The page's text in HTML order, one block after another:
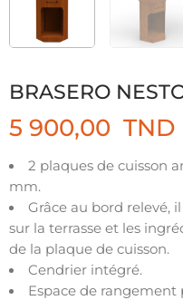
BRASERO
5 900,00 TND
2 plaques de cuisson
mm.
Grâce au bord relevé,
sur la terrasse et les
de la plaque de cuisson.
Cendrier intégré.
Espace de rangement